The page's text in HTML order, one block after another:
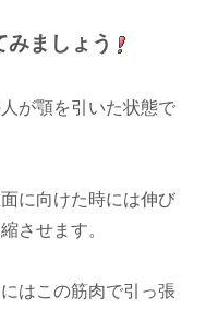
ましょう
が顎を引いた状態で
に向けた時には伸び
させます。
はこの筋肉で引っ張